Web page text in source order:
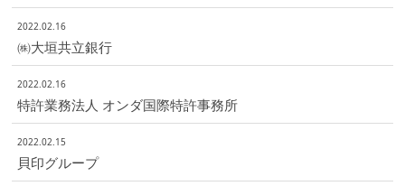
2022.02.16
㈱大垣共立銀行
2022.02.16
特許業務法人 オンダ国際特許事務所
2022.02.15
貝印グループ